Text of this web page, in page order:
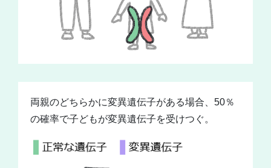
両親のどちらかに変異遺伝子がある場合、50％
の確率で子どもが変異遺伝子を受けつぐ。